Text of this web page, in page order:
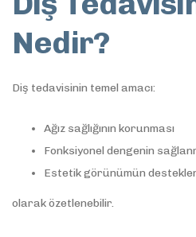
Nedir?
Diş tedavisinin temel amacı:
Ağız sağlığının korunması
Fonksiyonel dengenin
Estetik görünümün
olarak özetlenebilir.